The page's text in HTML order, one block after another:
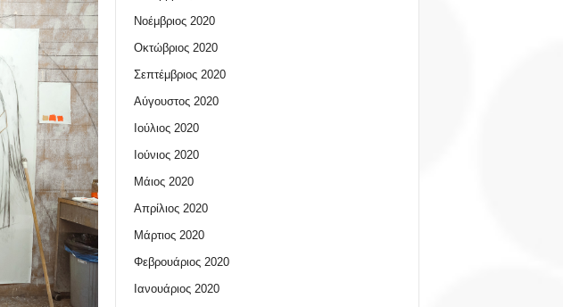
Νοέμβριος 2020
Οκτώβριος 2020
Σεπτέμβριος 2020
Αύγουστος 2020
Ιούλιος 2020
Ιούνιος 2020
Μάιος 2020
Απρίλιος 2020
Μάρτιος 2020
Φεβρουάριος 2020
Ιανουάριος 2020